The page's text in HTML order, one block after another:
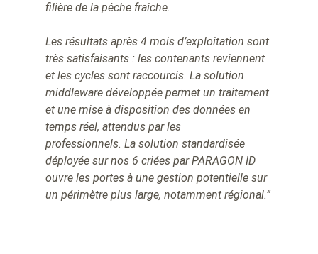
filière de la pêche fraiche.
Les résultats après 4 mois d’exploitation sont
très satisfaisants : les contenants reviennent
et les cycles sont raccourcis. La solution
middleware développée permet un traitement
et une mise à disposition des données en
temps réel, attendus par les
professionnels. La solution standardisée
déployée sur nos 6 criées par PARAGON ID
ouvre les portes à une gestion potentielle sur
un périmètre plus large, notamment régional.”